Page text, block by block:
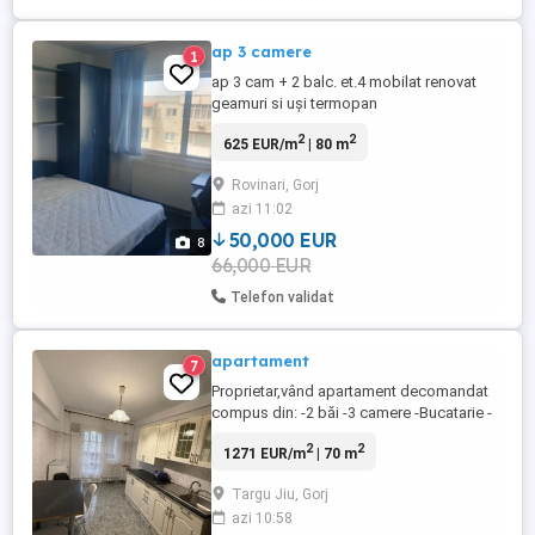
8
1 ap 3 camere
ap 3 cam + 2 balc. et.4 mobilat renovat
geamuri si uși termopan
625 EUR/m2| 80 m2
Rovinari, Gorj
azi 11:02
50,000 EUR
66,000 EUR
Telefon validat
7 apartament
Proprietar,vând apartament decomandat
compus din: -2 băi -3 camere -Bucatarie -
Suprafața utilă 63 mp + 7 mp balconul.
strada zambilelor Tg-Jiu.An construcție
1983. Preț 89.000 negociabil . Detalii la
1271 EUR/m2| 70 m2
Targu Jiu, Gorj
azi 10:58